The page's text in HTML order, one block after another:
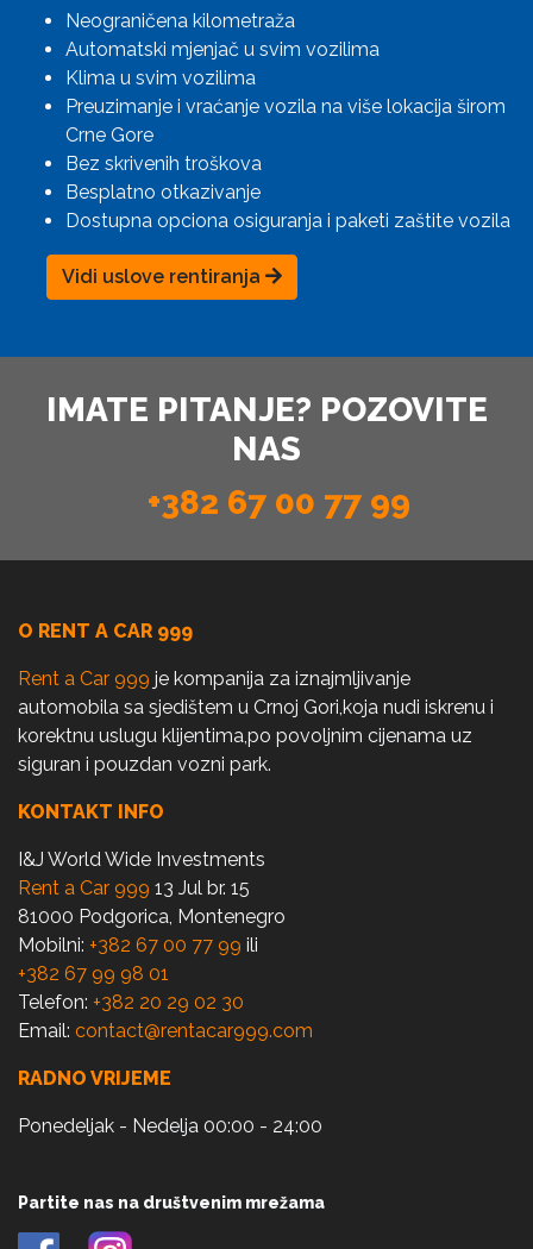
Neograničena kilometraža
Automatski mjenjač u svim vozilima
Klima u svim vozilima
Preuzimanje i vraćanje vozila na više lokacija širom
Crne Gore
Bez skrivenih troškova
Besplatno otkazivanje
Dostupna opciona osiguranja i paketi zaštite vozila
Vidi uslove rentiranja
IMATE PITANJE? POZOVITE
NAS
+382 67 00 77 99
O RENT A CAR 999
Rent a Car 999 je kompanija za iznajmljivanje
automobila sa sjedištem u Crnoj Gori,koja nudi iskrenu i
korektnu uslugu klijentima,po povoljnim cijenama uz
siguran i pouzdan vozni park.
KONTAKT INFO
I&J World Wide Investments
Rent a Car 999 13 Jul br. 15
81000 Podgorica, Montenegro
Mobilni: +382 67 00 77 99 ili
+382 67 99 98 01
Telefon: +382 20 29 02 30
Email: contact@rentacar999.com
RADNO VRIJEME
Ponedeljak - Nedelja 00:00 - 24:00
Partite nas na društvenim mrežama